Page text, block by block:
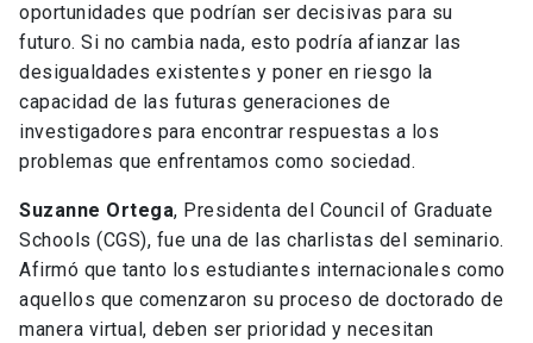
oportunidades que podrían ser decisivas para su
futuro. Si no cambia nada, esto podría afianzar las
desigualdades existentes y poner en riesgo la
capacidad de las futuras generaciones de
investigadores para encontrar respuestas a los
problemas que enfrentamos como sociedad.
Suzanne Ortega, Presidenta del Council of Graduate
Schools (CGS), fue una de las charlistas del seminario.
Afirmó que tanto los estudiantes internacionales como
aquellos que comenzaron su proceso de doctorado de
manera virtual, deben ser prioridad y necesitan